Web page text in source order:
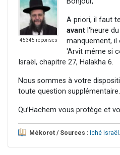
45345 réponses
A priori, il faut
avant l'heure
manquement, il
'Arvit même si
Israël, chapitre 27, Halakha 6.
Nous sommes à votre
toute question supplémentaire.
Qu’Hachem vous protège et
Mékorot / Sources : Iché Israël .